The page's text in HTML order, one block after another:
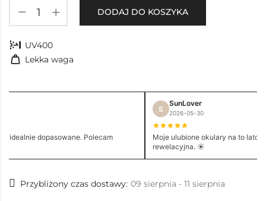
DODAJ DO KOSZYKA
nest_sunblock UV400
weight Lekka waga
i idealnie dopasowane. Polecam
S
SunLover
2026-05-30
Moje ulubione okulary na to lato.
rewelacyjna. ☀️
Przybliżony czas dostawy: 09 sierpnia - 11 sierpnia